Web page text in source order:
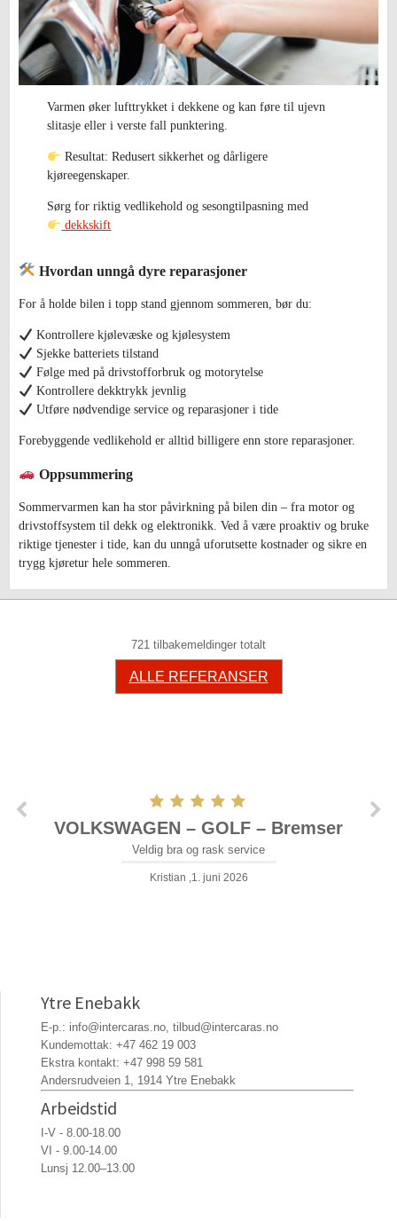
Varmen øker lufttrykket i dekkene og kan føre til ujevn
slitasje eller i verste fall punktering.
Resultat: Redusert sikkerhet og dårligere
kjøreegenskaper.
Sørg for riktig vedlikehold og sesongtilpasning med
dekkskift
Hvordan unngå dyre reparasjoner
For å holde bilen i topp stand gjennom sommeren, bør du:
Kontrollere kjølevæske og kjølesystem
Sjekke batteriets tilstand
Følge med på drivstofforbruk og motorytelse
Kontrollere dekktrykk jevnlig
Utføre nødvendige service og reparasjoner i tide
Forebyggende vedlikehold er alltid billigere enn store reparasjoner.
Oppsummering
Sommervarmen kan ha stor påvirkning på bilen din – fra motor og
drivstoffsystem til dekk og elektronikk. Ved å være proaktiv og bruke
riktige tjenester i tide, kan du unngå uforutsette kostnader og sikre en
trygg kjøretur hele sommeren.
721 tilbakemeldinger totalt
ALLE REFERANSER
VOLKSWAGEN – GOLF – Bremser
Veldig bra og rask service
Kristian ,1. juni 2026
Ytre Enebakk
E-p.: info@intercaras.no, tilbud@intercaras.no
Kundemottak: +47 462 19 003
Ekstra kontakt: +47 998 59 581
Andersrudveien 1, 1914 Ytre Enebakk
Arbeidstid
I-V - 8.00-18.00
VI - 9.00-14.00
Lunsj 12.00–13.00